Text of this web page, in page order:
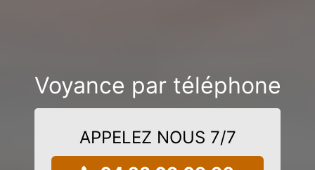
Voyance par téléphone
APPELEZ NOUS 7/7